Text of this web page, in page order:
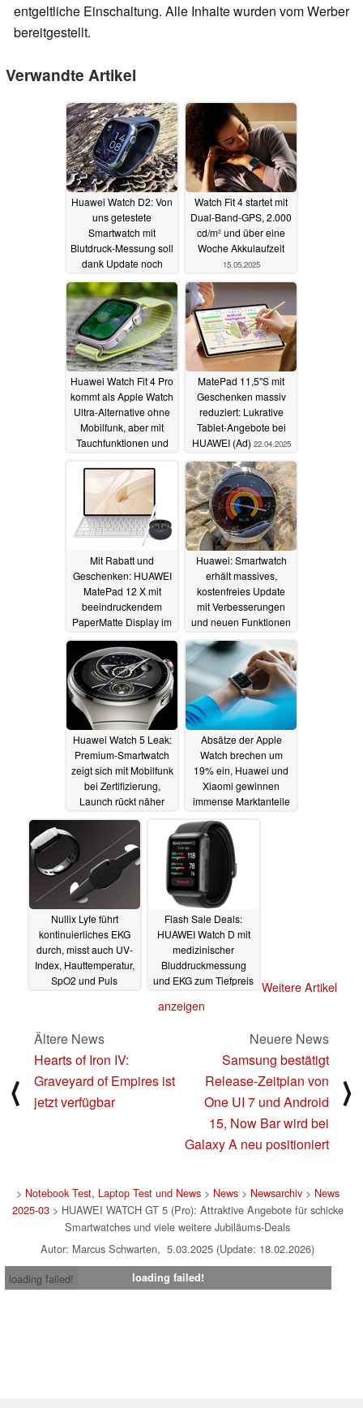
entgeltliche Einschaltung. Alle Inhalte wurden vom Werber
bereitgestellt.
Verwandte Artikel
Huawei Watch D2: Von
uns getestete
Smartwatch mit
Blutdruck-Messung soll
dank Update noch
05.07.2025
Watch Fit 4 startet mit
Dual-Band-GPS, 2.000
cd/m² und über eine
Woche Akkulaufzeit
15.05.2025
Huawei Watch Fit 4 Pro
kommt als Apple Watch
Ultra-Alternative ohne
Mobilfunk, aber mit
Tauchfunktionen und
MatePad 11,5''S mit
Geschenken massiv
reduziert: Lukrative
Tablet-Angebote bei
HUAWEI (Ad) 22.04.2025
Mit Rabatt und
Geschenken: HUAWEI
MatePad 12 X mit
beeindruckendem
PaperMatte Display im
01.04.2025
Huawei: Smartwatch
erhält massives,
kostenfreies Update
mit Verbesserungen
und neuen Funktionen
25.03.2025
Huawei Watch 5 Leak:
Premium-Smartwatch
zeigt sich mit Mobilfunk
bei Zertifizierung,
Launch rückt näher
11.03.2025
Absätze der Apple
Watch brechen um
19% ein, Huawei und
Xiaomi gewinnen
immense Marktanteile
Nullix Lyfe führt
kontinuierliches EKG
durch, misst auch UV-
Index, Hauttemperatur,
SpO2 und Puls
Flash Sale Deals:
HUAWEI Watch D mit
medizinischer
Bluddruckmessung
und EKG zum Tiefpreis Weitere Artikel
anzeigen
⟨
Ältere News
Hearts of Iron IV:
Graveyard of Empires ist
jetzt verfügbar
Neuere News
Samsung bestätigt
Release-Zeitplan von
One UI 7 und Android
15, Now Bar wird bei
Galaxy A neu positioniert
⟩
> Notebook Test, Laptop Test und News> News> Newsarchiv> News
2025-03> HUAWEI WATCH GT 5 (Pro): Attraktive Angebote für schicke
Smartwatches und viele weitere Jubiläums-Deals
Autor: Marcus Schwarten, 5.03.2025 (Update: 18.02.2026)
loading failed!
loading failed!